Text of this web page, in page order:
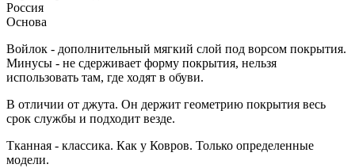
Россия
Основа
Войлок - дополнительный мягкий слой под ворсом покрытия.
Минусы - не сдерживает форму покрытия, нельзя
использовать там, где ходят в обуви.
В отличии от джута. Он держит геометрию покрытия весь
срок службы и подходит везде.
Тканная - классика. Как у Ковров. Только определенные
модели.